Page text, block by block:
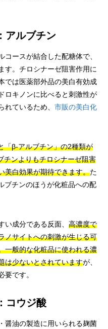
アルブチン
ースが結合した配糖体で、
す。チロシナーゼ阻害作用に
では医薬部外品の美白有効成
ロキノンに比べると刺激性が
ているため、 市販の美白化
「β-アルブチン」の2種類が
チンよりもチロシナーゼ阻害
美白効果が期待できます。た
ブチンのほうが化粧品への配
い成分である反面、 高濃度で
ノサイトへの刺激が生じる可
一般的な化粧品に使われる濃
は少ないとされていますが、
要です。
コウジ酸
醤油の製造に用いられる麹菌